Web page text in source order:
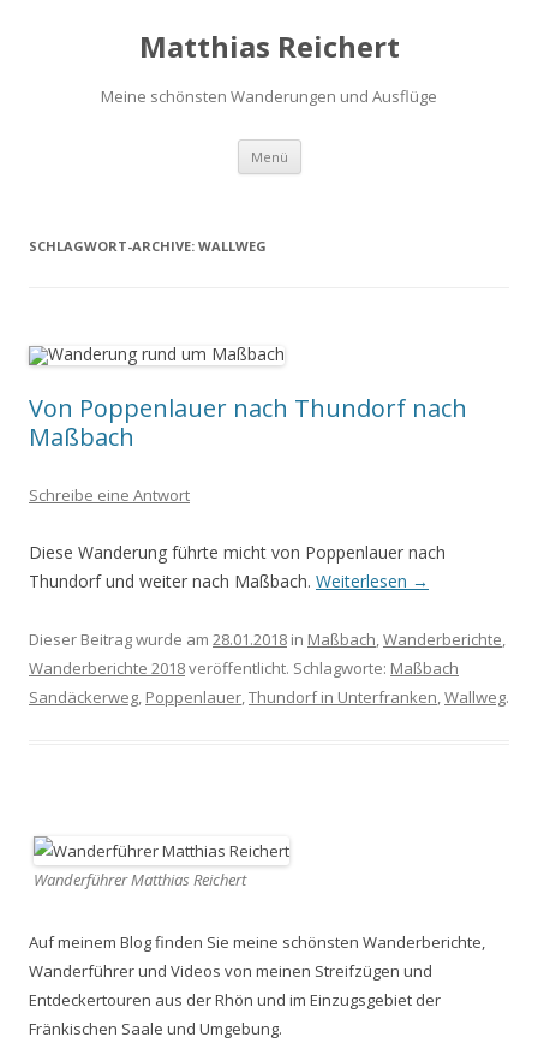
Matthias Reichert
Meine schönsten Wanderungen und Ausflüge
Menü Zum
springen
SCHLAGWORT-ARCHIVE: WALLWEG
Von Poppenlauer nach Thundorf nach
Maßbach
Schreibe eine Antwort
Diese Wanderung führte micht von Poppenlauer nach
Thundorf und weiter nach Maßbach. Weiterlesen →
Dieser Beitrag wurde am 28.01.2018 in Maßbach,Wanderberichte,
Wanderberichte 2018veröffentlicht. Schlagworte: Maßbach
Sandäckerweg, Poppenlauer,Thundorf in Unterfranken,Wallweg.
Wanderführer Matthias Reichert
Auf meinem Blog finden Sie meine schönsten Wanderberichte,
Wanderführer und Videos von meinen Streifzügen und
Entdeckertouren aus der Rhön und im Einzugsgebiet der
Fränkischen Saale und Umgebung.